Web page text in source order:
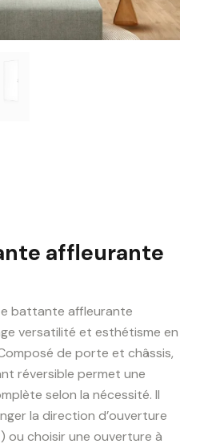
affleurante
battante affleurante
versatilité et esthétisme en
de porte et châssis,
réversible permet une
selon la nécessité. Il
la direction d’ouverture
ou choisir une ouverture à